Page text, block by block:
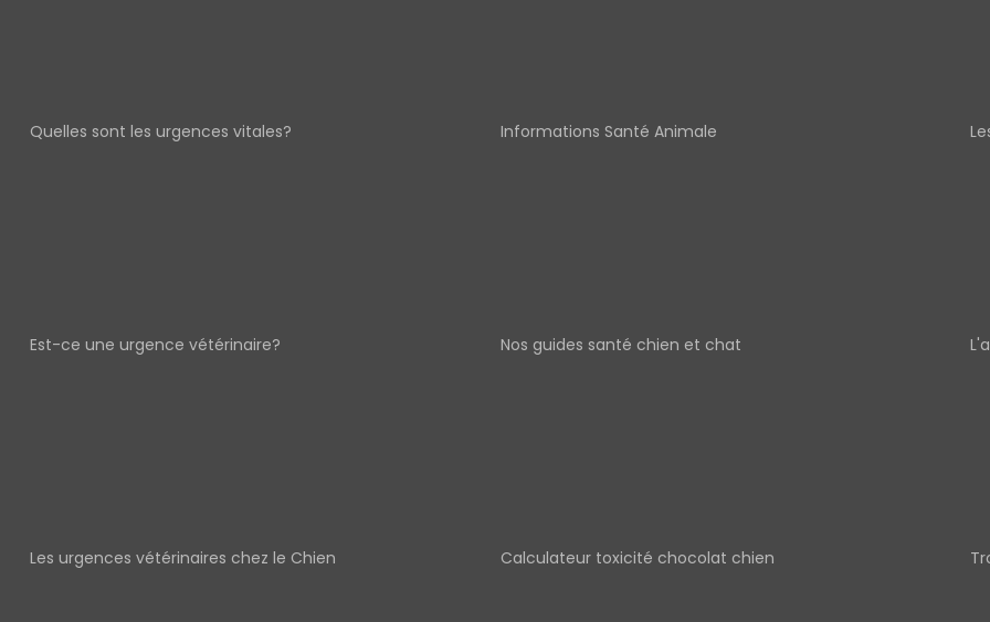
Quelles sont les urgences vitales?
Est-ce une urgence vétérinaire?
Les urgences vétérinaires chez le Chien
Informations Santé Animale
Nos guides santé chien et chat
Calculateur toxicité chocolat chien